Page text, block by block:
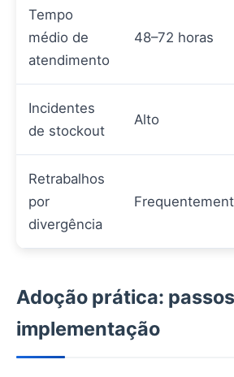
Tempo
médio de
atendimento
48–72 horas
Incidentes
de stockout
Alto
Retrabalhos
por
divergência
Adoção prática:
implementação